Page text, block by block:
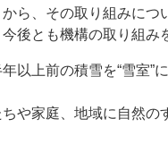
ら、その取り組みにつ
後とも機構の取り組み
上前の積雪を“雪室”
や家庭、地域に自然の